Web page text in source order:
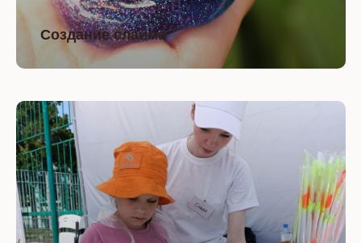
Создание слайма